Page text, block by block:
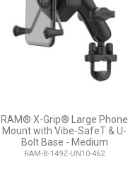
RAM® X-Grip® Large Phone
Mount with Vibe-SafeT & U-
Bolt Base - Medium
RAM-B-149Z-UN10-462